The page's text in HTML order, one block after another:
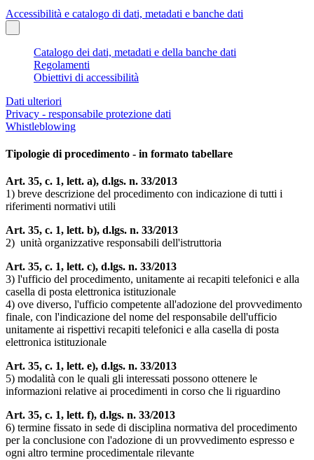
Accessibilità e catalogo di dati, metadati e banche dati
Catalogo dei dati, metadati e della banche dati
Regolamenti
Obiettivi di accessibilità
Dati ulteriori
Privacy - responsabile protezione dati
Whistleblowing
Tipologie di procedimento - in formato tabellare
Art. 35, c. 1, lett. a), d.lgs. n. 33/2013
1) breve descrizione del procedimento con indicazione di tutti i
riferimenti normativi utili
Art. 35, c. 1, lett. b), d.lgs. n. 33/2013
2) unità organizzative responsabili dell'istruttoria
Art. 35, c. 1, lett. c), d.lgs. n. 33/2013
3) l'ufficio del procedimento, unitamente ai recapiti telefonici e alla
casella di posta elettronica istituzionale
4) ove diverso, l'ufficio competente all'adozione del provvedimento
finale, con l'indicazione del nome del responsabile dell'ufficio
unitamente ai rispettivi recapiti telefonici e alla casella di posta
elettronica istituzionale
Art. 35, c. 1, lett. e), d.lgs. n. 33/2013
5) modalità con le quali gli interessati possono ottenere le
informazioni relative ai procedimenti in corso che li riguardino
Art. 35, c. 1, lett. f), d.lgs. n. 33/2013
6) termine fissato in sede di disciplina normativa del procedimento
per la conclusione con l'adozione di un provvedimento espresso e
ogni altro termine procedimentale rilevante